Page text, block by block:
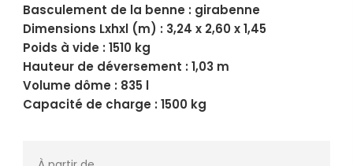
Basculement de la benne : girabenne
Dimensions Lxhxl (m) : 3,24 x 2,60 x 1,45
Poids à vide : 1510 kg
Hauteur de déversement : 1,03 m
Volume dôme : 835 l
Capacité de charge : 1500 kg